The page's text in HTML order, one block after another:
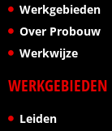
Werkgebieden
Over Probouw
Werkwijze
WERKGEBIEDEN
Leiden